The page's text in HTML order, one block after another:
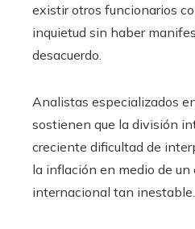
existir otros funcionarios
inquietud sin haber
desacuerdo.
Analistas especializados
sostienen que la división
creciente dificultad de
la inflación en medio de un
internacional tan inestable.